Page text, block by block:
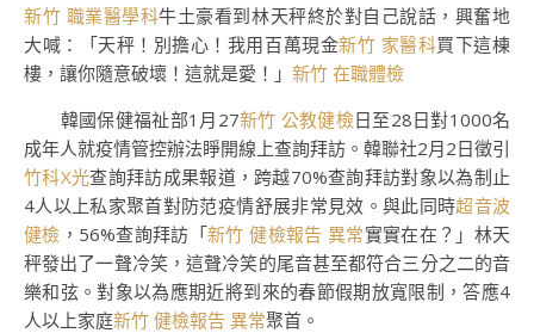
新竹 職業醫學科牛土豪看到林天秤終於對自己說話，興奮地
大喊：「天秤！別擔心！我用百萬現金新竹 家醫科買下這棟
樓，讓你隨意破壞！這就是愛！」 新竹 在職體檢
韓國保健福祉部1月27新竹 公教健檢日至28日對1000名
成年人就疫情管控辦法睜開線上查詢拜訪。韓聯社2月2日徵引
竹科X光查詢拜訪成果報道，跨越70%查詢拜訪對象以為制止
4人以上私家聚首對防范疫情舒展非常見效。與此同時超音波
健檢 ，56%查詢拜訪「新竹 健檢報告 異常實實在在？」林天
秤發出了一聲冷笑，這聲冷笑的尾音甚至都符合三分之二的音
樂和弦。對象以為應期近將到來的春節假期放寬限制，答應4
人以上家庭新竹 健檢報告 異常聚首。